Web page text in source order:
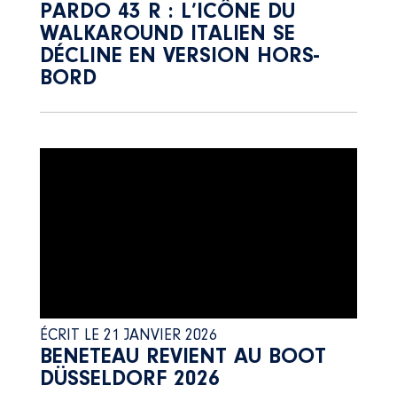
PARDO 43 R : L’ICÔNE DU
WALKAROUND ITALIEN SE
DÉCLINE EN VERSION HORS-
BORD
ÉCRIT LE 21 JANVIER 2026
BENETEAU REVIENT AU BOOT
DÜSSELDORF 2026